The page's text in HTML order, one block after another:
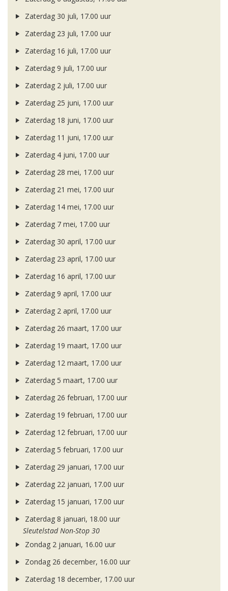
Zaterdag 30 juli, 17.00 uur
Zaterdag 23 juli, 17.00 uur
Zaterdag 16 juli, 17.00 uur
Zaterdag 9 juli, 17.00 uur
Zaterdag 2 juli, 17.00 uur
Zaterdag 25 juni, 17.00 uur
Zaterdag 18 juni, 17.00 uur
Zaterdag 11 juni, 17.00 uur
Zaterdag 4 juni, 17.00 uur
Zaterdag 28 mei, 17.00 uur
Zaterdag 21 mei, 17.00 uur
Zaterdag 14 mei, 17.00 uur
Zaterdag 7 mei, 17.00 uur
Zaterdag 30 april, 17.00 uur
Zaterdag 23 april, 17.00 uur
Zaterdag 16 april, 17.00 uur
Zaterdag 9 april, 17.00 uur
Zaterdag 2 april, 17.00 uur
Zaterdag 26 maart, 17.00 uur
Zaterdag 19 maart, 17.00 uur
Zaterdag 12 maart, 17.00 uur
Zaterdag 5 maart, 17.00 uur
Zaterdag 26 februari, 17.00 uur
Zaterdag 19 februari, 17.00 uur
Zaterdag 12 februari, 17.00 uur
Zaterdag 5 februari, 17.00 uur
Zaterdag 29 januari, 17.00 uur
Zaterdag 22 januari, 17.00 uur
Zaterdag 15 januari, 17.00 uur
Zaterdag 8 januari, 18.00 uur
Sleutelstad Non-Stop 30
Zondag 2 januari, 16.00 uur
Zondag 26 december, 16.00 uur
Zaterdag 18 december, 17.00 uur